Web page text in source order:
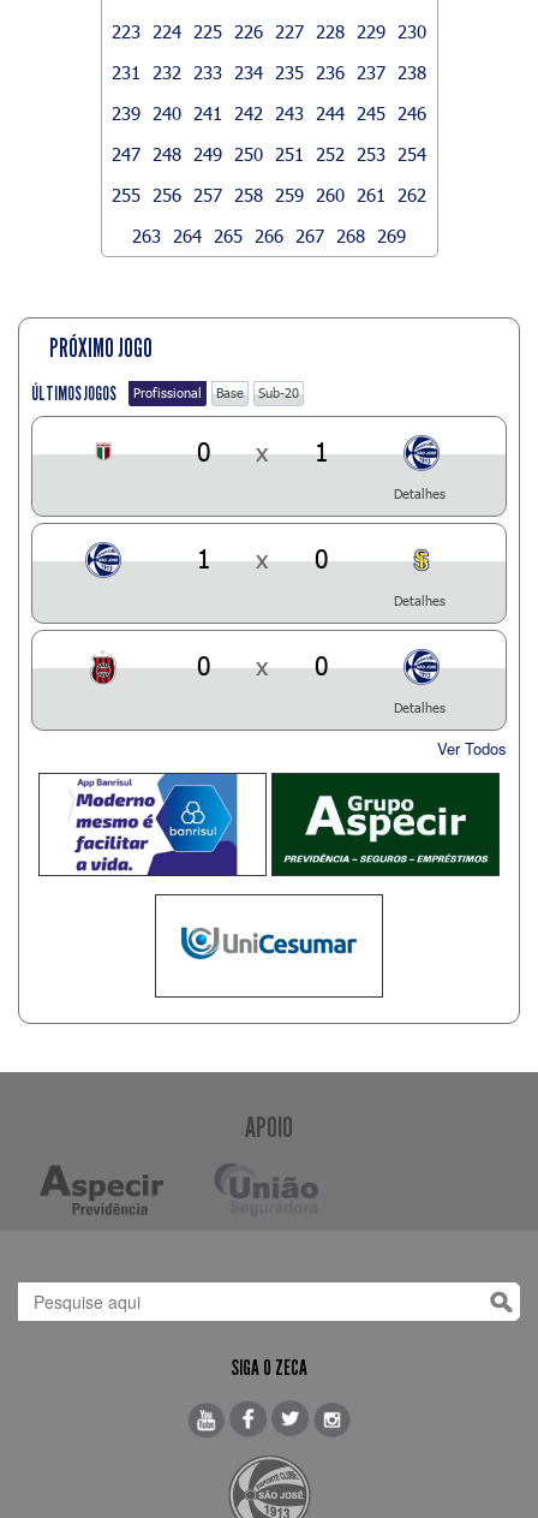
223
224 225 226 227 228 229
230
231
232 233 234 235 236 237
238
239
240 241 242 243 244 245
246
247
248 249 250 251 252 253
254
255
256 257 258 259 260 261
262
263
264 265 266 267 268 269
PRÓXIMO JOGO
ÚLTIMOS JOGOS Profissional Base Sub-20
0 x 1
Detalhes
1 x 0
Detalhes
0 x 0
Detalhes
Ver Todos
APOIO
SIGA O ZECA